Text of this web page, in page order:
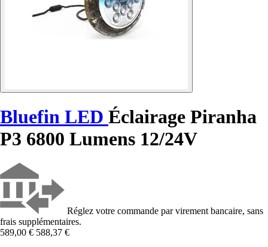
Bluefin LED Éclairage Piranha
P3 6800 Lumens 12/24V
Réglez votre commande par virement bancaire, sans
frais supplémentaires.
589,00 € 588,37 €